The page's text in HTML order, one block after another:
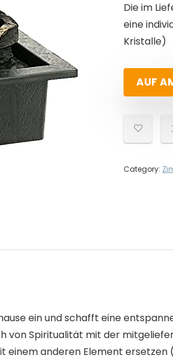
Die im
eine
Kristalle)
AUF
Category:
ein und schafft eine
von Spiritualität mit der
anderen Element ersetzen